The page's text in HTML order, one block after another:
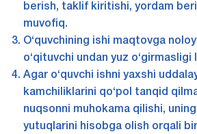
berish, taklif kiritishi, yordam
muvofiq.
O‘quvchining ishi maqtovga
o‘qituvchi undan yuz o‘girmasligi
Agar o‘quvchi ishni yaxshi
kamchiliklarini qo‘pol tanqid
nuqsonni muhokama qilishi, uning
yutuqlarini hisobga olish orqali